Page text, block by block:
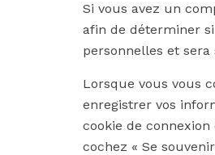
Si vous avez un
afin de déterminer
personnelles et
Lorsque vous vous
enregistrer vos
cookie de connexion
cochez « Se